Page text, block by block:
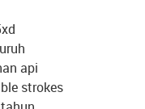
api
strokes